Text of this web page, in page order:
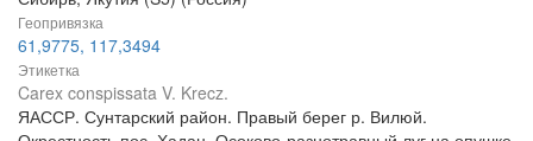
Геопривязка
61,9775, 117,3494
Этикетка
Carex conspissata V. Krecz.
ЯАССР. Сунтарский район. Правый берег р. Вилюй.